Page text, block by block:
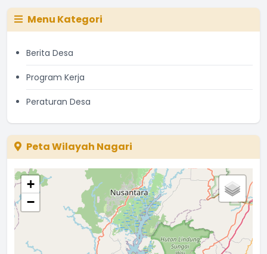
Menu Kategori
Berita Desa
Program Kerja
Peraturan Desa
Peta Wilayah Nagari
+
−